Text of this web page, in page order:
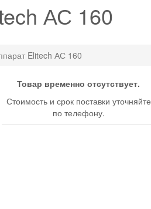
АС 160
Elitech АС 160
Товар временно отсутствует.
Стоимость и срок поставки уточняйте
по телефону.